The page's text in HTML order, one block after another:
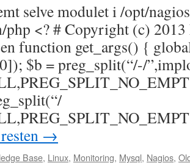
selve modulet i /opt/
php <? # Copyright (c)
function get_args() {
$b = preg_split(“/-/
→
Base, Linux, Monitoring, Mysql, Nagios,